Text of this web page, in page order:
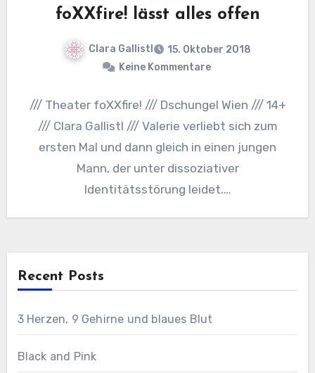
foXXfire! lässt alles offen
Clara Gallistl
15. Oktober 2018
Keine Kommentare
/// Theater foXXfire! /// Dschungel Wien /// 14+
/// Clara Gallistl /// Valerie verliebt sich zum
ersten Mal und dann gleich in einen jungen
Mann, der unter dissoziativer
Identitätsstörung leidet.…
Recent Posts
3 Herzen, 9 Gehirne und blaues Blut
Black and Pink